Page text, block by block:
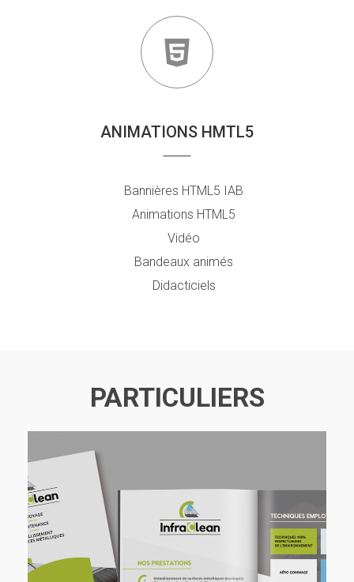
ANIMATIONS HMTL5
Bannières HTML5 IAB
Animations HTML5
Vidéo
Bandeaux animés
Didacticiels
PARTICULIERS